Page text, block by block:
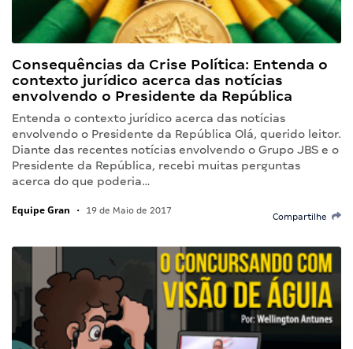
Consequências da Crise Política: Entenda o
contexto jurídico acerca das notícias
envolvendo o Presidente da República
Entenda o contexto jurídico acerca das notícias
envolvendo o Presidente da República Olá, querido leitor.
Diante das recentes notícias envolvendo o Grupo JBS e o
Presidente da República, recebi muitas perguntas
acerca do que poderia…
Equipe Gran • 19 de Maio de 2017
Compartilhe